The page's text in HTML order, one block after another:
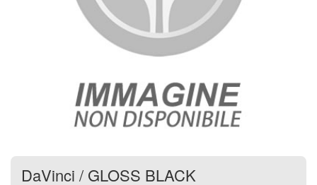
DaVinci / GLOSS BLACK